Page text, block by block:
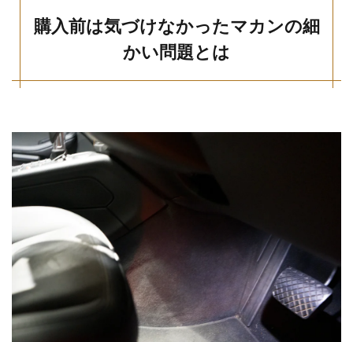
購入前は気づけなかったマカンの細
かい問題とは